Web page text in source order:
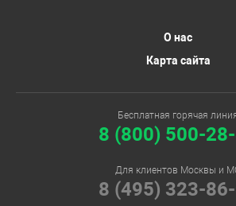
О нас
Карта сайта
Бесплатная горячая
8 (800) 500-
Для клиентов Москвы и
8 (495) 323-